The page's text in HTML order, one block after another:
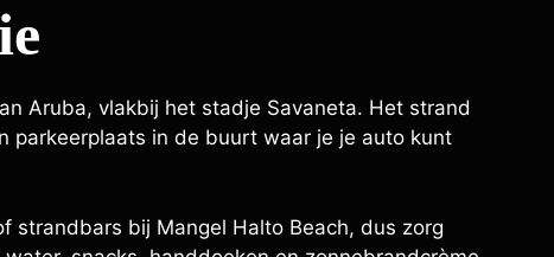
Aruba, vlakbij het stadje Savaneta. Het strand
parkeerplaats in de buurt waar je je auto kunt
strandbars bij Mangel Halto Beach, dus zorg